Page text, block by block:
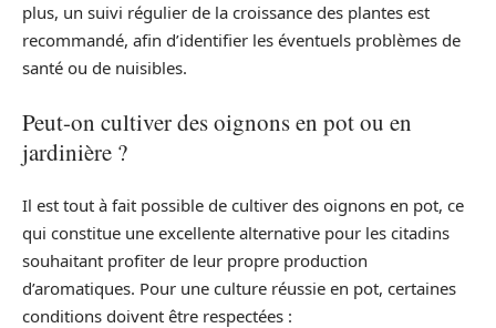
plus, un suivi régulier de la croissance des plantes est
recommandé, afin d’identifier les éventuels problèmes de
santé ou de nuisibles.
Peut-on cultiver des oignons en pot ou en
jardinière ?
Il est tout à fait possible de cultiver des oignons en pot, ce
qui constitue une excellente alternative pour les citadins
souhaitant profiter de leur propre production
d’aromatiques. Pour une culture réussie en pot, certaines
conditions doivent être respectées :